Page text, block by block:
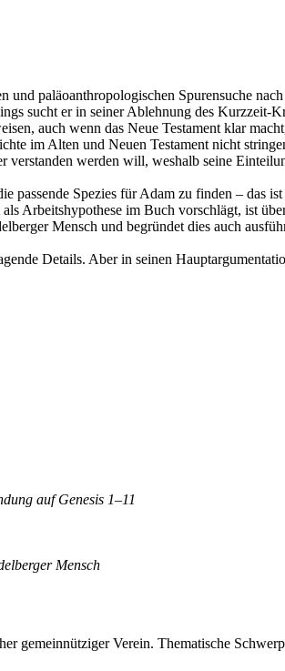
paläoanthropologischen Spurensuche
sucht er in seiner Ablehnung des
auch wenn das Neue Testament klar
im Alten und Neuen Testament nicht
werden will, weshalb seine
passende Spezies für Adam zu finden – das
Arbeitshypothese im Buch vorschlägt, ist
Mensch und begründet dies auch
Details. Aber in seinen
auf Genesis 1–11
Mensch
gemeinnütziger Verein. Thematische